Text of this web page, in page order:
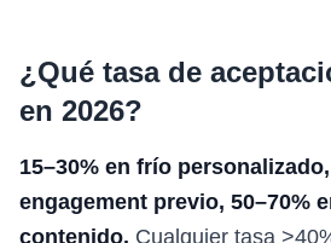
¿Qué tasa de
en 2026?
15–30% en frío
engagement previo, 50–70%
contenido. Cualquier tasa